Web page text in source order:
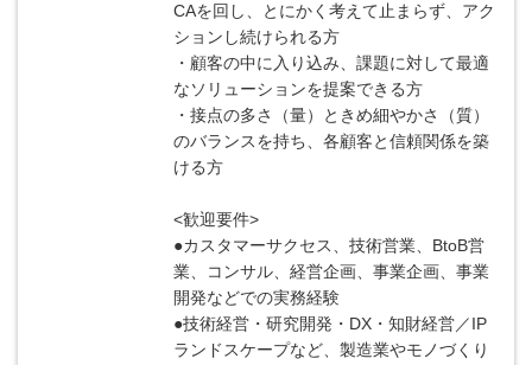
CAを回し、とにかく考えて止まらず、アク
ションし続けられる方
・顧客の中に入り込み、課題に対して最適
なソリューションを提案できる方
・接点の多さ（量）ときめ細やかさ（質）
のバランスを持ち、各顧客と信頼関係を築
ける方
<歓迎要件>
●カスタマーサクセス、技術営業、BtoB営
業、コンサル、経営企画、事業企画、事業
開発などでの実務経験
●技術経営・研究開発・DX・知財経営／IP
ランドスケープなど、製造業やモノづくり